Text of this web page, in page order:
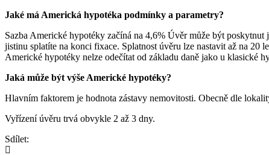
Jaké má Americká hypotéka podmínky a parametry?
Sazba Americké hypotéky začíná na 4,6% Úvěr může být
jistinu splatíte na konci fixace. Splatnost úvěru lze nastavit až na 20
Americké hypotéky nelze odečítat od základu daně jako u klasické
Jaká může být výše Americké hypotéky?
Hlavním faktorem je hodnota zástavy nemovitosti. Obecně dle
Vyřízení úvěru trvá obvykle 2 až 3 dny.
Sdílet: